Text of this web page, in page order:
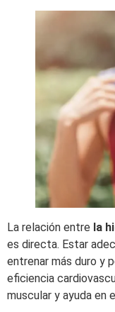
La relación entre la
es directa. Estar
entrenar más duro y
eficiencia
muscular y ayuda en